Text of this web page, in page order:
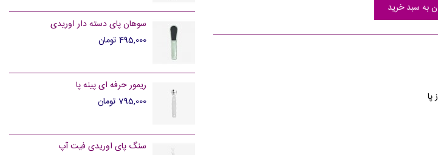
به سبد خرید
پا
سوهان پای دسته دار اوریدی
495,000 تومان
ریمور حرفه ای پینه پا
795,000 تومان
سنگ پای اوریدی فیت آپ